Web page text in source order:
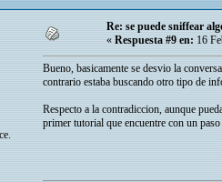
Re: se puede sniffear
« Respuesta #9 en: 16
Bueno, basicamente se desvio la
contrario estaba buscando otro tipo de
Respecto a la contradiccion, aunque
primer tutorial que encuentre con un